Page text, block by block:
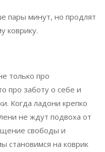
пары минут, но продлят
коврику.
только про
про заботу о себе и
Когда ладони крепко
не ждут подвоха от
свободы и
становимся на коврик